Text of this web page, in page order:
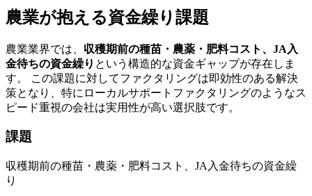
農業が抱える資金繰り課題
農業業界では、 収穫期前の種苗・農薬・肥料コスト、JA入
金待ちの資金繰り という構造的な資金ギャップが存在しま
す。 この課題に対してファクタリングは即効性のある解決
策となり、特に ローカルサポートファクタリングのようなス
ピード重視の会社は実用性が高い選択肢です。
課題
収穫期前の種苗・農薬・肥料コスト、JA入金待ちの資金繰
り